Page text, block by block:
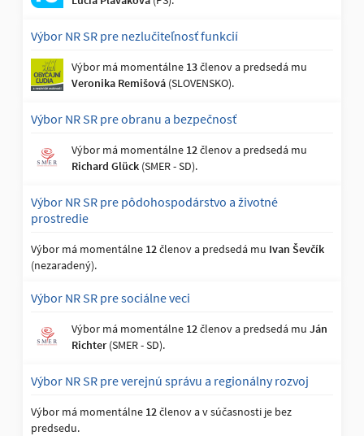
Výbor NR SR pre nezlučiteľnosť funkcií
Výbor má momentálne 13členov a predsedá mu
Veronika Remišová (SLOVENSKO).
Výbor NR SR pre obranu a bezpečnosť
Výbor má momentálne 12členov a predsedá mu
Richard Glück (SMER - SD).
Výbor NR SR pre pôdohospodárstvo a životné
prostredie
Výbor má momentálne 12členov a predsedá mu Ivan Ševčík
(nezaradený).
Výbor NR SR pre sociálne veci
Výbor má momentálne 12členov a predsedá muJán
Richter(SMER - SD).
Výbor NR SR pre verejnú správu a regionálny rozvoj
Výbor má momentálne 12členov a v súčasnosti je bez
predsedu.